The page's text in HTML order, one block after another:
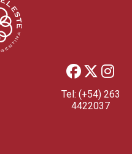
Tel: (+54) 263
4422037